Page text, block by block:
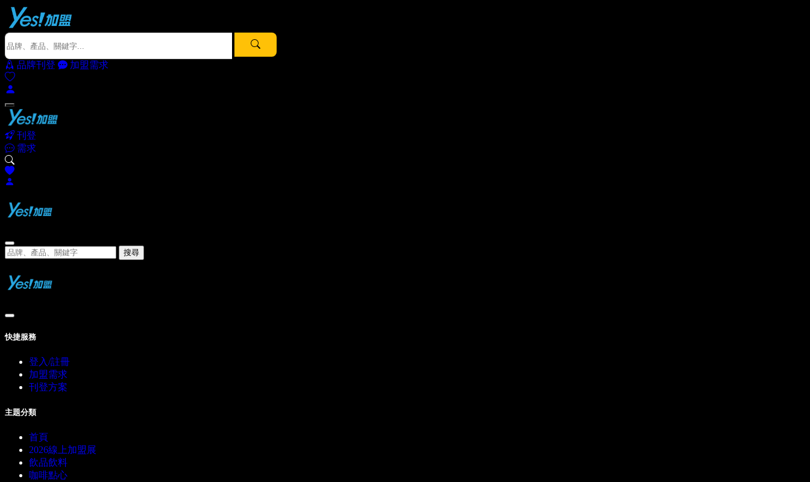
品牌刊登 加盟需求
刊登
需求
搜尋
快捷服務
登入/註冊
加盟需求
刊登方案
主題分類
首頁
2026線上加盟展
飲品飲料
咖啡點心